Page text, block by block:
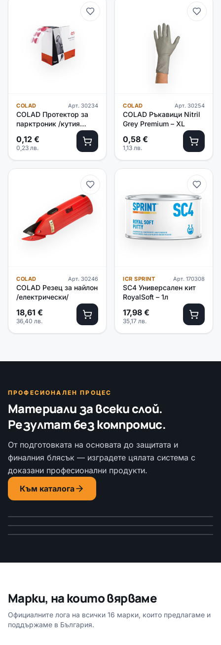
COLAD Арт. 30234
COLAD Протектор за
парктроник /кутия
0,12 €
0,23 лв.
COLAD Арт. 30254
COLAD Ръкавици Nitril
Grey Premium – XL
0,58 €
1,13 лв.
COLAD Арт. 30246
COLAD Резец за найлон
/електрически/
18,61 €
36,40 лв.
ICR SPRINT Арт. 170308
SC4 Универсален кит
RoyalSoft – 1л
17,98 €
35,17 лв.
ПРОФЕСИОНАЛЕН ПРОЦЕС
Материали за всеки слой.
Резултат без компромис.
От подготовката на основата до защитата и
финалния блясък — изградете цялата система с
доказани професионални продукти.
Към каталога
ОТ ОСНОВАТА ДО ФИНИША
Системен подход за предвидим
професионален резултат
Решения за бърза подготовка и
KAPCI COATINGS
безупречен финиш
Марки, на които вярваме
Официалните лога на всички 16 марки, които предлагаме и
поддържаме в България.